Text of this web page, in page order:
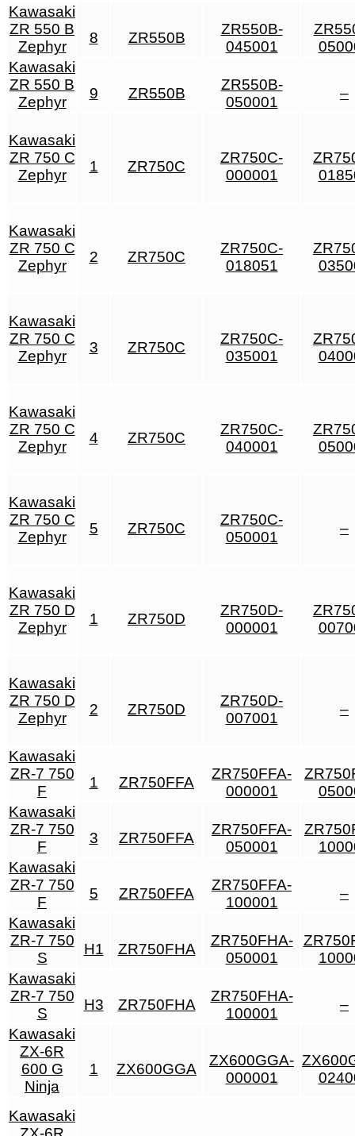
Kawasaki
ZR 550 B
Zephyr
8 ZR550B
ZR550B-
045001
Kawasaki
ZR 550 B
Zephyr
9 ZR550B
ZR550B-
050001
–
Kawasaki
ZR 750 C
Zephyr
1 ZR750C
ZR750C-
000001
Kawasaki
ZR 750 C
Zephyr
2 ZR750C
ZR750C-
018051
Kawasaki
ZR 750 C
Zephyr
3 ZR750C
ZR750C-
035001
Kawasaki
ZR 750 C
Zephyr
4 ZR750C
ZR750C-
040001
Kawasaki
ZR 750 C
Zephyr
5 ZR750C
ZR750C-
050001
–
Kawasaki
ZR 750 D
Zephyr
1 ZR750D
ZR750D-
000001
Kawasaki
ZR 750 D
Zephyr
2 ZR750D
ZR750D-
007001
–
Kawasaki
ZR-7 750
F
1 ZR750FFA
ZR750FFA-
000001
Kawasaki
ZR-7 750
F
3 ZR750FFA
ZR750FFA-
050001
Kawasaki
ZR-7 750
F
5 ZR750FFA
ZR750FFA-
100001
–
Kawasaki
ZR-7 750
S
H1 ZR750FHA
ZR750FHA-
050001
Kawasaki
ZR-7 750
S
H3 ZR750FHA
ZR750FHA-
100001
–
Kawasaki
ZX-6R
600 G
Ninja
1 ZX600GGA
ZX600GGA-
000001
Kawasaki